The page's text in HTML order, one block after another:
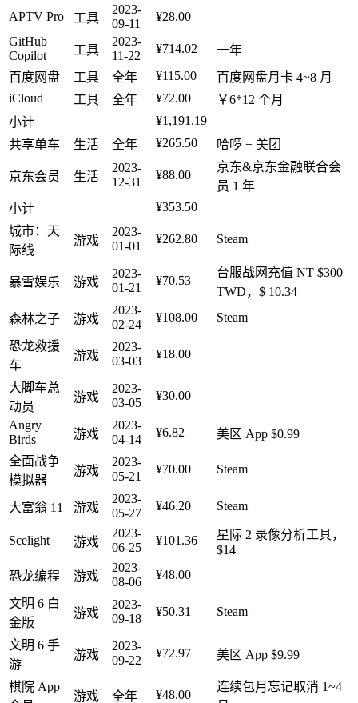
APTV Pro 工具
2023-
09-11
¥28.00
GitHub
Copilot
工具
2023-
11-22
¥714.02
一年
百度网盘
工具 全年 ¥115.00
百度网盘月卡 4~8 月
iCloud
工具 全年 ¥72.00
￥6*12 个月
小计
¥1,191.19
共享单车
生活 全年 ¥265.50 哈啰 + 美团
京东会员 生活
2023-
12-31
¥88.00
京东&京东金融联合会
员 1 年
小计
¥353.50
城市：天
际线
游戏
2023-
01-01
¥262.80 Steam
暴雪娱乐 游戏
2023-
01-21
¥70.53
台服战网充值 NT $300
TWD，$ 10.34
森林之子
游戏
2023-
02-24
¥108.00 Steam
恐龙救援
车
游戏
2023-
03-03
¥18.00
大脚车总
动员
游戏
2023-
03-05
¥30.00
Angry
Birds
游戏
2023-
04-14
¥6.82
美区 App $0.99
全面战争
模拟器
游戏
2023-
05-21
¥70.00 Steam
大富翁 11 游戏
2023-
05-27
¥46.20 Steam
Scelight 游戏
2023-
06-25
¥101.36
星际 2 录像分析工具，
$14
恐龙编程
游戏
2023-
08-06
¥48.00
文明 6 白
金版
游戏
2023-
09-18
¥50.31 Steam
文明 6 手
游
游戏
2023-
09-22
¥72.97 美区 App $9.99
棋院 App
游戏 全年 ¥48.00
连续包月忘记取消 1~4